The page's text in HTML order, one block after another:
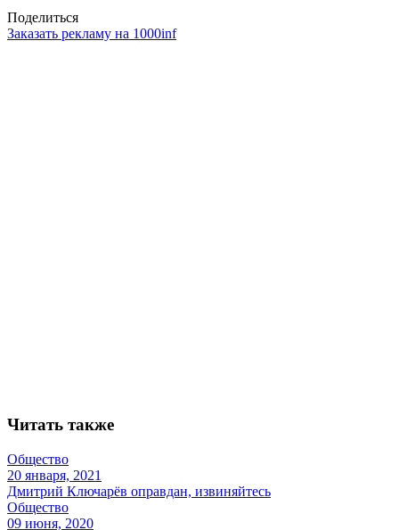
Поделиться
Заказать рекламу на 1000inf
Читать также
Общество
20 января, 2021
Дмитрий Ключарёв оправдан, извиняйтесь
Общество
09 июня, 2020